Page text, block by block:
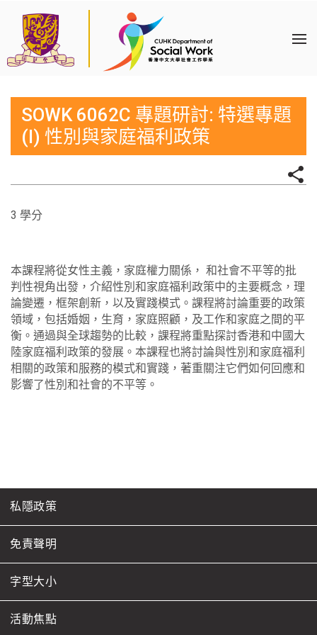
SOWK 6062C 專題研討: 特選專題
(I) 性別與家庭福利政策
3 學分
本課程將從女性主義，家庭權力關係， 和社會不平等的批
判性視角出發，介紹性別和家庭福利政策中的主要概念，理
論變遷，框架創新，以及實踐模式。課程將討論重要的政策
領域，包括婚姻，生育，家庭照顧，及工作和家庭之間的平
衡。通過與全球趨勢的比較，課程將重點探討香港和中國大
陸家庭福利政策的發展。本課程也將討論與性別和家庭福利
相關的政策和服務的模式和實踐，著重關注它們如何回應和
影響了性別和社會的不平等。
私隱政策
免責聲明
字型大小
活動焦點